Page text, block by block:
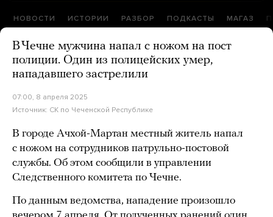
НОВОСТИ ИСТОРИИ РАЗБОР ПОДКАСТЫ МАГАЗ
В Чечне мужчина напал с ножом на пост
полиции. Один из полицейских умер,
нападавшего застрелили
07:00, 8 апреля 2025
Источник: СК по Чеченской Республике
В городе Ачхой-Мартан местный житель напал
с ножом на сотрудников патрульно-постовой
службы. Об этом сообщили в управлении
Следственного комитета по Чечне.
По данным ведомства, нападение произошло